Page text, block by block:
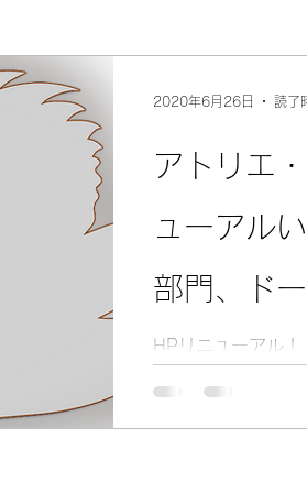
アトリエ
ューアル
部門、ド
さらには
HPリニューアル！
2020年6月26日 読了